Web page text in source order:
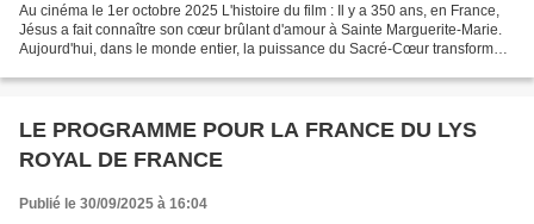
Au cinéma le 1er octobre 2025 L'histoire du film : Il y a 350 ans, en France,
Jésus a fait connaître son cœur brûlant d'amour à Sainte Marguerite-Marie.
Aujourd'hui, dans le monde entier, la puissance du Sacré-Cœur transforme
LE PROGRAMME POUR LA FRANCE DU LYS
ROYAL DE FRANCE
Publié le 30/09/2025 à 16:04